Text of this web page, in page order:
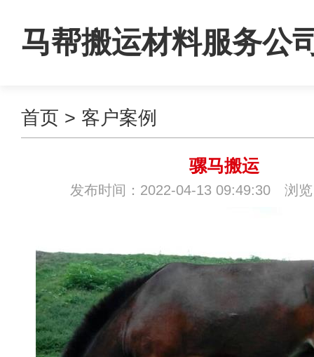
马帮搬运材料服务公
首页 > 客户案例
骡马搬运
发布时间：2022-04-13 09:49:30 浏览